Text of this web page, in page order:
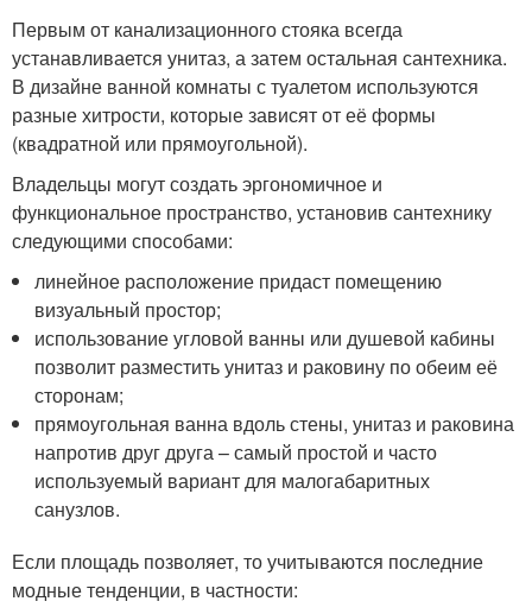
Первым от канализационного стояка всегда
устанавливается унитаз, а затем остальная сантехника.
В дизайне ванной комнаты с туалетом используются
разные хитрости, которые зависят от её формы
(квадратной или прямоугольной).
Владельцы могут создать эргономичное и
функциональное пространство, установив сантехнику
следующими способами:
линейное расположение придаст помещению
визуальный простор;
использование угловой ванны или душевой кабины
позволит разместить унитаз и раковину по обеим её
сторонам;
прямоугольная ванна вдоль стены, унитаз и раковина
напротив друг друга – самый простой и часто
используемый вариант для малогабаритных
санузлов.
Если площадь позволяет, то учитываются последние
модные тенденции, в частности: